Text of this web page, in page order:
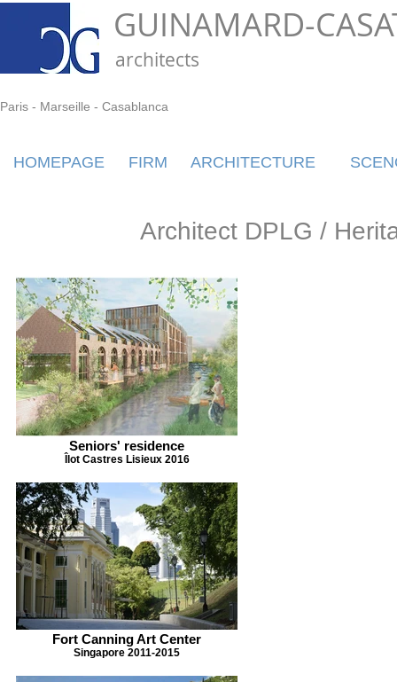
GUINAMARD-
architects
Paris - Marseille - Casablanca
HOMEPAGE FIRM ARCHITECTURE
Architect DPLG /
Seniors' residence
Îlot Castres Lisieux 2016
Fort Canning Art Center
Singapore 2011-2015